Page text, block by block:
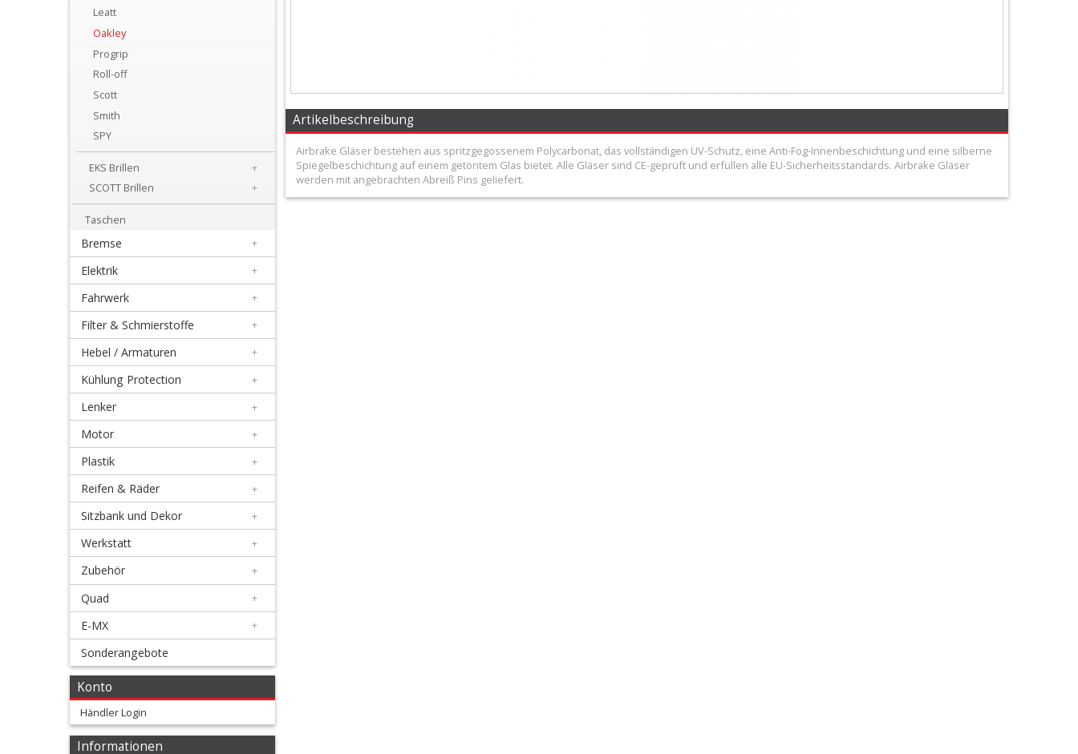
Arnette
Oakley
Progrip
Smith
Brillen
SCOTT
Brillen
Taschen
Bremse
Leatt
Oakley
Progrip
Roll-off
Scott
Smith
SPY
EKS Brillen
+
SCOTT Brillen
+
Taschen
Bremse +
Elektrik +
Fahrwerk +
Filter & Schmierstoffe +
Hebel / Armaturen +
Kühlung Protection +
Lenker +
Motor +
Plastik +
Reifen & Räder +
Sitzbank und Dekor +
Werkstatt +
Zubehör +
Quad +
E-MX +
Sonderangebote
Konto
Händler Login
Informationen
Artikelbeschreibung
Airbrake Gläser bestehen aus spritzgegossenem Polycarbonat, das vollständigen UV-Schutz, eine Anti-Fog-Innenbeschichtung und eine silberne
Spiegelbeschichtung auf einem getöntem Glas bietet. Alle Gläser sind CE-geprüft und erfüllen alle EU-Sicherheitsstandards. Airbrake Gläser
werden mit angebrachten Abreiß Pins geliefert.